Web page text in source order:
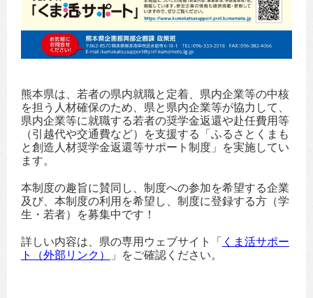
熊本県は、若者の県内就職と定着、県内企業等の中核
を担う人材確保のため、県と県内企業等が協力して、
県内企業等に就職する若者の奨学金返還や赴任費用等
（引越代や交通費など）を支援する「ふるさとくまも
と創造人材奨学金返還等サポート制度」を実施してい
ます。
本制度の趣旨に賛同し、制度への参加を希望する企業
及び、本制度の利用を希望し、制度に登録する方（学
生・若者）を募集中です！
詳しい内容は、県の専用ウェブサイト「 くま活サポー
ト（外部リンク）
」をご確認ください。